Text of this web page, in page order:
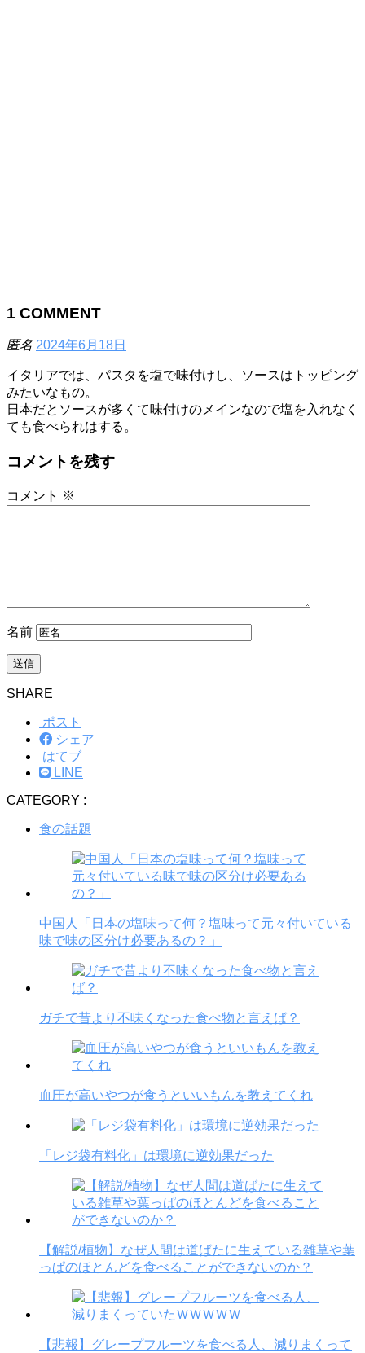
1 COMMENT
匿名 2024年6月18日
イタリアでは、パスタを塩で味付けし、ソースはトッピング
みたいなもの。
日本だとソースが多くて味付けのメインなので塩を入れなく
ても食べられはする。
コメントを残す
コメント ※
名前
SHARE
ポスト
シェア
はてブ
LINE
CATEGORY :
食の話題
中国人「日本の塩味って何？塩味って元々付いている
味で味の区分け必要あるの？」
ガチで昔より不味くなった食べ物と言えば？
血圧が高いやつが食うといいもんを教えてくれ
「レジ袋有料化」は環境に逆効果だった
【解説/植物】なぜ人間は道ばたに生えている雑草や葉
っぱのほとんどを食べることができないのか？
【悲報】グレープフルーツを食べる人、減りまくって